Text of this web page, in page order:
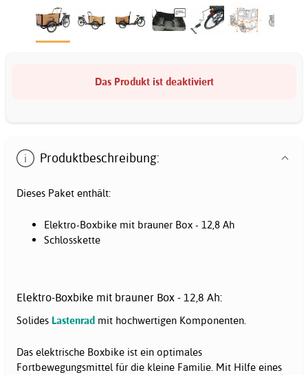
Das Produkt ist deaktiviert
Produktbeschreibung:
Dieses Paket enthält:
Elektro-Boxbike mit brauner Box - 12,8 Ah
Schlosskette
Elektro-Boxbike mit brauner Box - 12,8 Ah:
Solides Lastenrad mit hochwertigen Komponenten.
Das elektrische Boxbike ist ein optimales
Fortbewegungsmittel für die kleine Familie. Mit Hilfe eines